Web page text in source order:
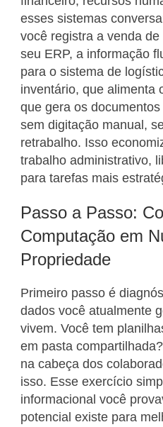
esses sistemas
você registra a venda
seu ERP, a informação
para o sistema de
inventário, que alimenta
que gera os
sem digitação manual,
retrabalho. Isso
trabalho administrativo,
para tarefas mais
Passo a Passo:
Computação em
Propriedade
Primeiro passo é
dados você atualmente
vivem. Você tem
em pasta
na cabeça dos
isso. Esse exercício
informacional você
potencial existe para